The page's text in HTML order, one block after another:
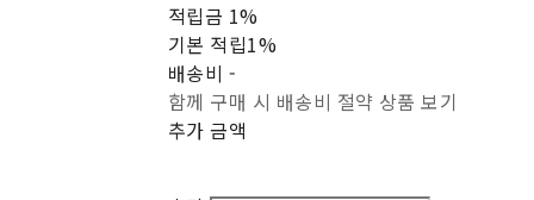
적립금 1%
기본 적립1%
배송비 -
함께 구매 시 배송비 절약 상품 보기
추가 금액